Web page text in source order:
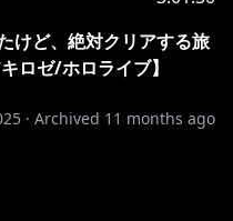
けど、絶対クリアする旅
ゼ/ホロライブ】
· Archived 11 months ago